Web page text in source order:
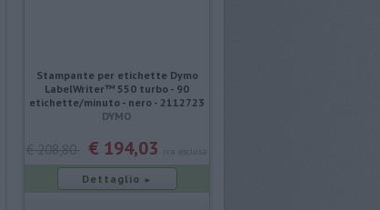
Stampante per etichette Dymo
LabelWriter™ 550 turbo - 90
etichette/minuto - nero - 2112723
DYMO
€ 208,80 € 194,03
Dettaglio ►